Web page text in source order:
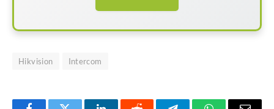
Hikvision Intercom